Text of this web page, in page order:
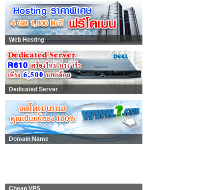
Web Hosting
Dedicated Server
Domain Name
Cheap VPS